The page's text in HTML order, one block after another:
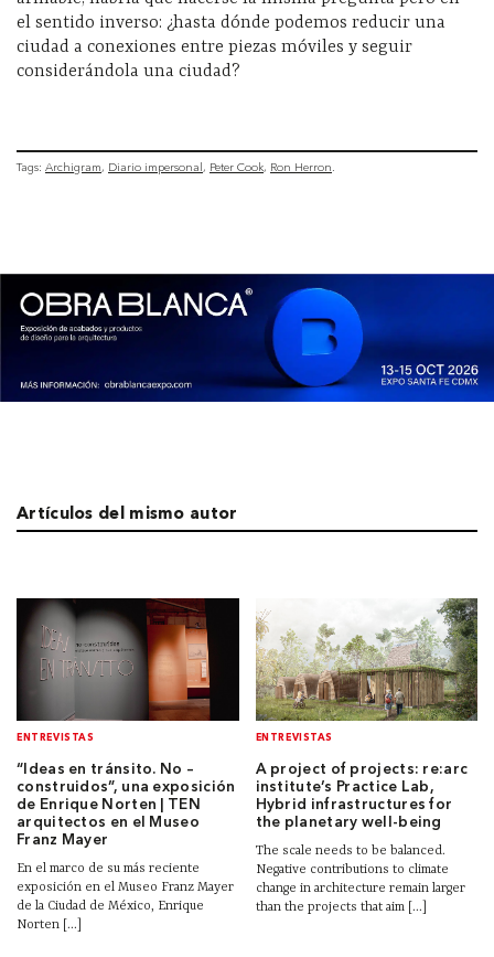
el sentido inverso: ¿hasta dónde podemos reducir una
ciudad a conexiones entre piezas móviles y seguir
considerándola una ciudad?
Tags: Archigram Diario impersonal Peter Cook Ron Herron
Artículos del mismo autor
ENTREVISTAS
“Ideas en tránsito. No –
construidos”, una exposición
de Enrique Norten | TEN
arquitectos en el Museo
Franz Mayer
En el marco de su más reciente
exposición en el Museo Franz Mayer
de la Ciudad de México, Enrique
Norten [...]
ENTREVISTAS
A project of projects: re:arc
institute’s Practice Lab,
Hybrid infrastructures for
the planetary well-being
The scale needs to be balanced.
Negative contributions to climate
change in architecture remain larger
than the projects that aim [...]